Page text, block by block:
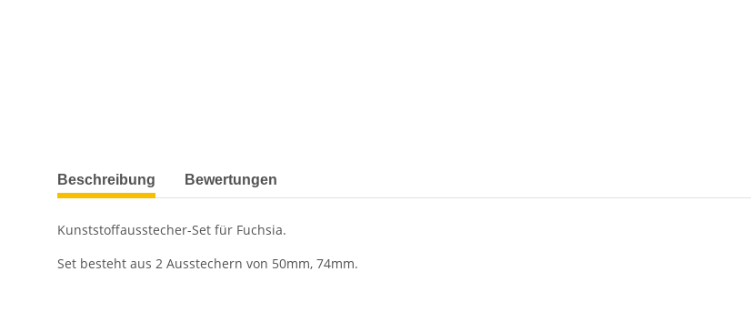
weitere Registerkarten anzeigen
Beschreibung Bewertungen
Kunststoffausstecher-Set für Fuchsia.
Set besteht aus 2 Ausstechern von 50mm, 74mm.